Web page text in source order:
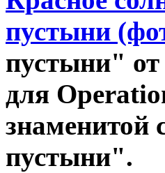
пустыни" от
для
знаменитой
пустыни".